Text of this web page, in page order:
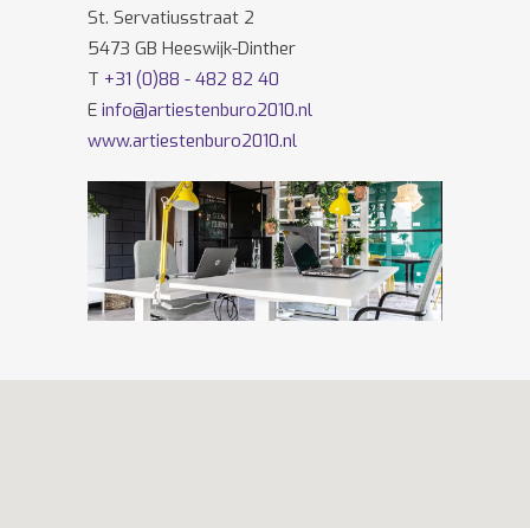
St. Servatiusstraat 2
5473 GB Heeswijk-Dinther
T +31 (0)88 - 482 82 40
E info@artiestenburo2010.nl
www.artiestenburo2010.nl
Volg ons ook opFacebookenTwitter